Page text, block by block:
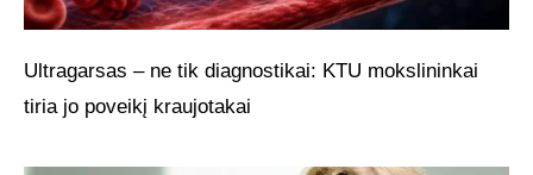
Ultragarsas – ne tik diagnostikai: KTU mokslininkai
tiria jo poveikį kraujotakai